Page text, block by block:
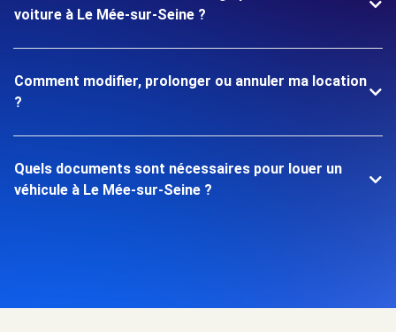
voiture à Le Mée-sur-Seine ?
Comment modifier, prolonger ou annuler ma location
?
Quels documents sont nécessaires pour louer un
véhicule à Le Mée-sur-Seine ?